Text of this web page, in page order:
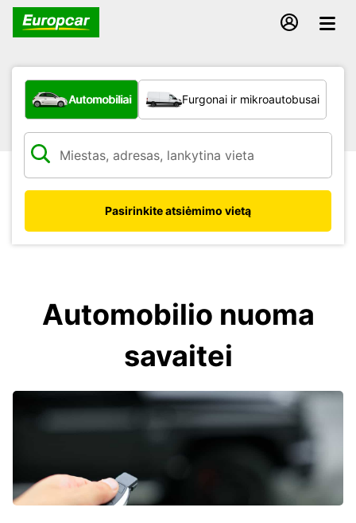
Kokio tipo automobilis?
Automobiliai Furgonai ir mikroautobusai
Pasirinkite atsiėmimo vietą
Automobilio nuoma
savaitei